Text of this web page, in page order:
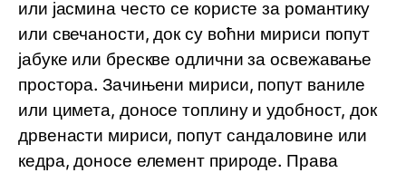
или јасмина често се користе за романтику
или свечаности, док су воћни мириси попут
јабуке или брескве одлични за освежавање
простора. Зачињени мириси, попут ваниле
или цимета, доносе топлину и удобност, док
дрвенасти мириси, попут сандаловине или
кедра, доносе елемент природе. Права